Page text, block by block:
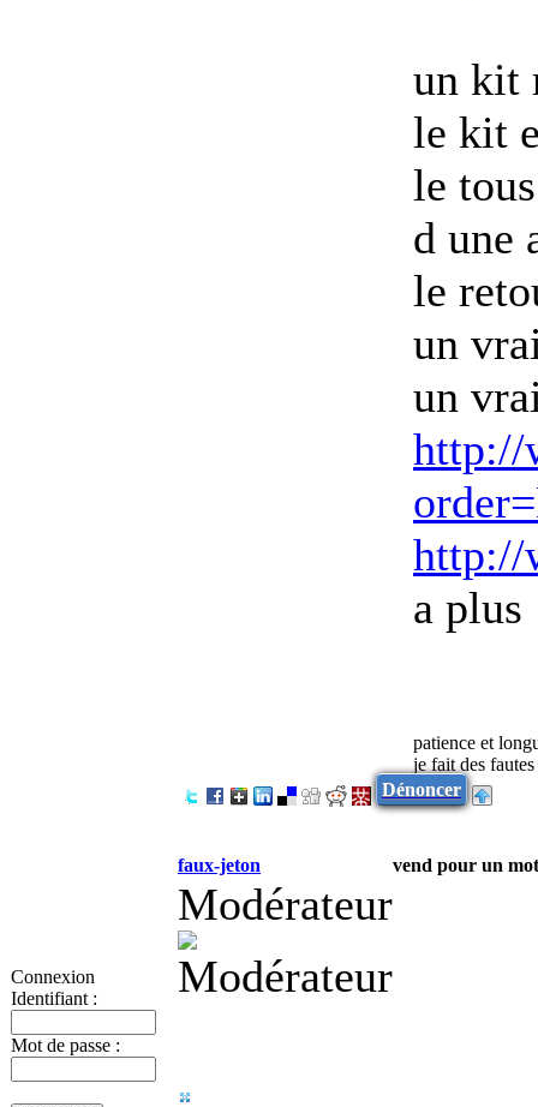
Connexion
Identifiant :
Mot de passe :
un kit
le kit
le
d une
le
un
un
http://
http://
a plus
patience et
je fait des
Dénoncer
faux-jeton vend pour un
Modérateur